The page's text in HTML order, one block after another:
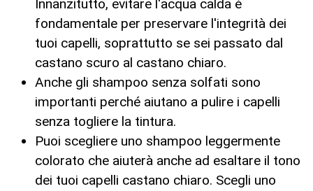
Innanzitutto, evitare l'acqua calda è
fondamentale per preservare l'integrità dei
tuoi capelli, soprattutto se sei passato dal
castano scuro al castano chiaro.
Anche gli shampoo senza solfati sono
importanti perché aiutano a pulire i capelli
senza togliere la tintura.
Puoi scegliere uno shampoo leggermente
colorato che aiuterà anche ad esaltare il tono
dei tuoi capelli castano chiaro. Scegli uno